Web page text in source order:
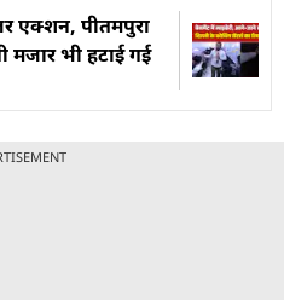
एक्शन, पीतमपुरा
मजार भी हटाई गई